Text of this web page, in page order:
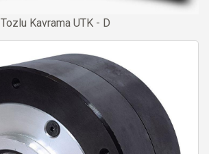
Tozlu Kavrama UTK - D